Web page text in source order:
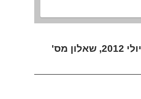
תשובות מועד מבחן תיווך רשם המתווכים במקרקעין, מבחן המתווכים ליום 25 ביולי 2012, שאלון מס'